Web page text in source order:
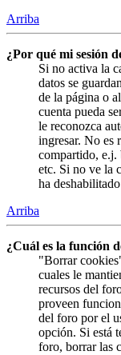
Arriba
¿Por qué mi sesión
Si no activa la
datos se
de la página o
cuenta pueda
le reconozca
ingresar. No es
compartido, e.j.
etc. Si no ve la
ha
Arriba
¿Cuál es la función
"Borrar
cuales le
recursos del
proveen
del foro por el
opción. Si está
foro, borrar las